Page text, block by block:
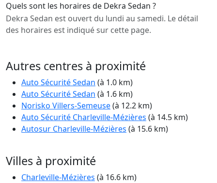
Quels sont les horaires de Dekra Sedan ?
Dekra Sedan est ouvert du lundi au samedi. Le détail
des horaires est indiqué sur cette page.
Autres centres à proximité
Auto Sécurité Sedan (à 1.0 km)
Auto Sécurité Sedan (à 1.6 km)
Norisko Villers-Semeuse(à 12.2 km)
Auto Sécurité Charleville-Mézières (à 14.5 km)
Autosur Charleville-Mézières (à 15.6 km)
Villes à proximité
Charleville-Mézières (à 16.6 km)